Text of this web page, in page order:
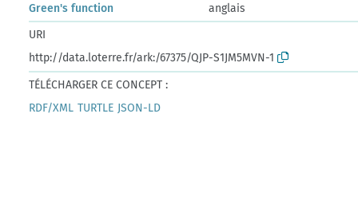
Green's function
anglais
URI
http://data.loterre.fr/ark:/67375/QJP-S1JM5MVN-1
TÉLÉCHARGER CE CONCEPT :
RDF/XML TURTLE JSON-LD